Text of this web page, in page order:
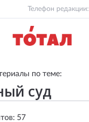
Телефон редакции:
по теме:
57